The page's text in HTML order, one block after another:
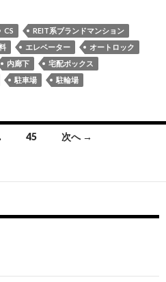
CS
REIT系ブランドマンション
エレベーター
オートロック
内廊下
宅配ボックス
駐車場 駐輪場
45 次へ →